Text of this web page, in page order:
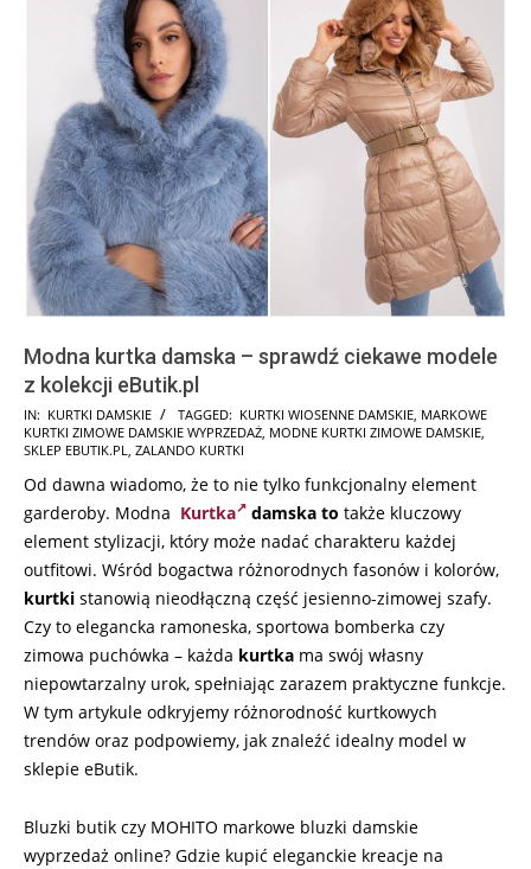
Modna kurtka damska – sprawdź ciekawe modele
z kolekcji eButik.pl
2023-
10-
IN: KURTKI DAMSKIE TAGGED: KURTKI WIOSENNE DAMSKIE MARKOWE
KURTKI ZIMOWE DAMSKIE WYPRZEDAŻ MODNE KURTKI ZIMOWE DAMSKIE
SKLEP EBUTIK.PL
ZALANDO KURTKI
Od dawna wiadomo, że to nie tylko funkcjonalny element
garderoby. Modna Kurtka damska to także kluczowy
element stylizacji, który może nadać charakteru każdej
outfitowi. Wśród bogactwa różnorodnych fasonów i kolorów,
kurtki stanowią nieodłączną część jesienno-zimowej szafy.
Czy to elegancka ramoneska, sportowa bomberka czy
zimowa puchówka – każda kurtka ma swój własny
niepowtarzalny urok, spełniając zarazem praktyczne funkcje.
W tym artykule odkryjemy różnorodność kurtkowych
trendów oraz podpowiemy, jak znaleźć idealny model w
sklepie eButik.
Bluzki butik czy MOHITO markowe bluzki damskie
wyprzedaż online? Gdzie kupić eleganckie kreacje na